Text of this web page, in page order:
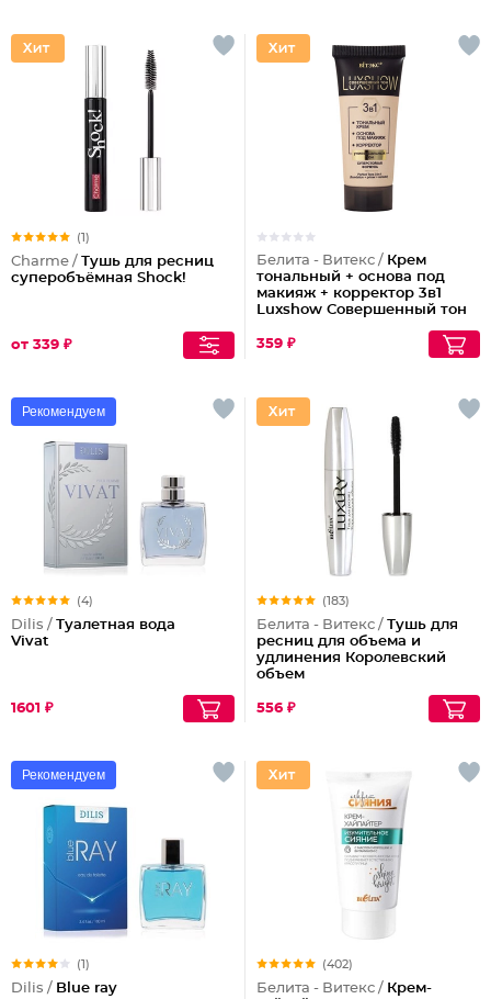
(1)
Charme / Тушь для ресниц
суперобъёмная Shock!
от 339 ₽
Белита - Витекс / Крем
тональный + основа под
макияж + корректор 3в1
Luxshow Совершенный тон
359 ₽
Рекомендуем
(4)
Dilis / Туалетная вода
Vivat
1601 ₽
(183)
Белита - Витекс / Тушь для
ресниц для объема и
удлинения Королевский
объем
556 ₽
Рекомендуем
(1)
Dilis / Blue ray
(402)
Белита - Витекс / Крем-